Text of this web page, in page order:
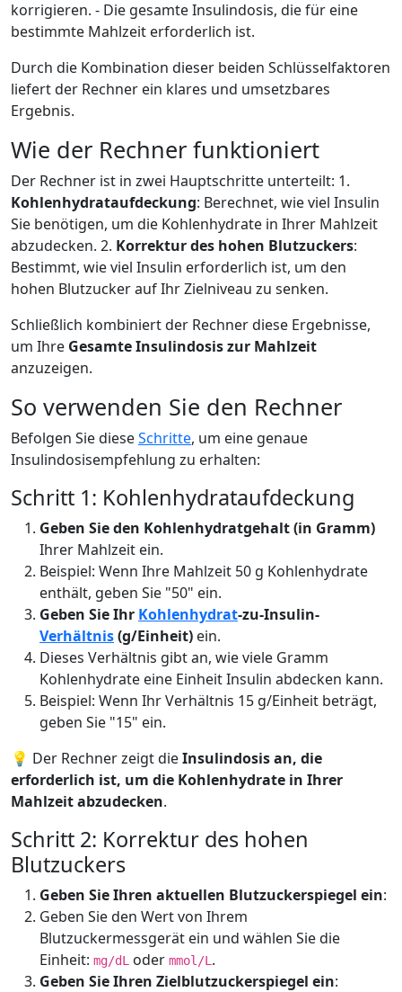
korrigieren. - Die gesamte Insulindosis, die für eine
bestimmte Mahlzeit erforderlich ist.
Durch die Kombination dieser beiden Schlüsselfaktoren
liefert der Rechner ein klares und umsetzbares
Ergebnis.
Wie der Rechner funktioniert
Der Rechner ist in zwei Hauptschritte unterteilt: 1.
Kohlenhydrataufdeckung: Berechnet, wie viel Insulin
Sie benötigen, um die Kohlenhydrate in Ihrer Mahlzeit
abzudecken. 2. Korrektur des hohen Blutzuckers:
Bestimmt, wie viel Insulin erforderlich ist, um den
hohen Blutzucker auf Ihr Zielniveau zu senken.
Schließlich kombiniert der Rechner diese Ergebnisse,
um Ihre Gesamte Insulindosis zur Mahlzeit
anzuzeigen.
So verwenden Sie den Rechner
Befolgen Sie dieseSchritte, um eine genaue
Insulindosisempfehlung zu erhalten:
Schritt 1: Kohlenhydrataufdeckung
Geben Sie den Kohlenhydratgehalt (in Gramm)
Ihrer Mahlzeit ein.
Beispiel: Wenn Ihre Mahlzeit 50 g Kohlenhydrate
enthält, geben Sie "50" ein.
Geben Sie Ihr Kohlenhydrat-zu-Insulin-
Verhältnis(g/Einheit) ein.
Dieses Verhältnis gibt an, wie viele Gramm
Kohlenhydrate eine Einheit Insulin abdecken kann.
Beispiel: Wenn Ihr Verhältnis 15 g/Einheit beträgt,
geben Sie "15" ein.
💡 Der Rechner zeigt dieInsulindosis an, die
erforderlich ist, um die Kohlenhydrate in Ihrer
Mahlzeit abzudecken.
Schritt 2: Korrektur des hohen
Blutzuckers
Geben Sie Ihren aktuellen Blutzuckerspiegel ein:
Geben Sie den Wert von Ihrem
Blutzuckermessgerät ein und wählen Sie die
Einheit: mg/dL oder mmol/L .
Geben Sie Ihren Zielblutzuckerspiegel ein: